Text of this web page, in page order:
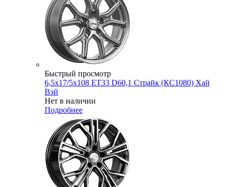
Быстрый просмотр
6,5x17/5x108 ET33 D60,1 Страйк (КС1080) Хай
Вэй
Нет в наличии
Подробнее